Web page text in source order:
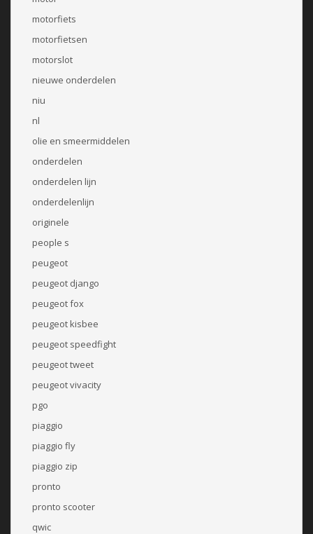
motorfiets
motorfietsen
motorslot
nieuwe onderdelen
niu
nl
olie en smeermiddelen
onderdelen
onderdelen lijn
onderdelenlijn
originele
people s
peugeot
peugeot django
peugeot fox
peugeot kisbee
peugeot speedfight
peugeot tweet
peugeot vivacity
pgo
piaggio
piaggio fly
piaggio zip
pronto
pronto scooter
qwic